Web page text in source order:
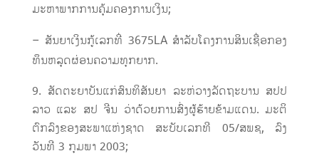
ມະຫາພາກການຄຸ້ມຄອງການເງິນ;
– ສັນຍາເງິນກູ້ເລກທີ່ 3675LA ສຳລັບໂຄງການສິນເຊື່ອກອງ
ທຶນຫລຸດຜ່ອນຄວາມທຸກຍາກ.
ສັດຕະຍາບັນແກ່ສົນທິສັນຍາ ລະຫ່ວາງລັດຖະບານ ສປປ
ລາວ ແລະ ສປ ຈີນ ວ່າດ້ວຍການສົ່ງຜູ້ຮ້າຍຂ້າມແດນ. ມະຕິ
ຕົກລົງຂອງສະພາແຫ່ງຊາດ ສະບັບເລກທີ 05/ສພຊ, ລົງ
ວັນທີ 3 ກຸມພາ 2003;